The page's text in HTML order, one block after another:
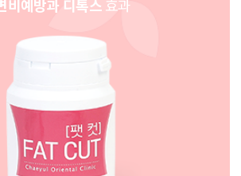
비예방과 디톡스효과